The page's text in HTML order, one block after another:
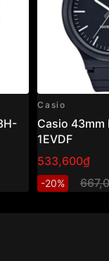
Casio
Casio 43mm
1EVDF
533,600₫
-20%